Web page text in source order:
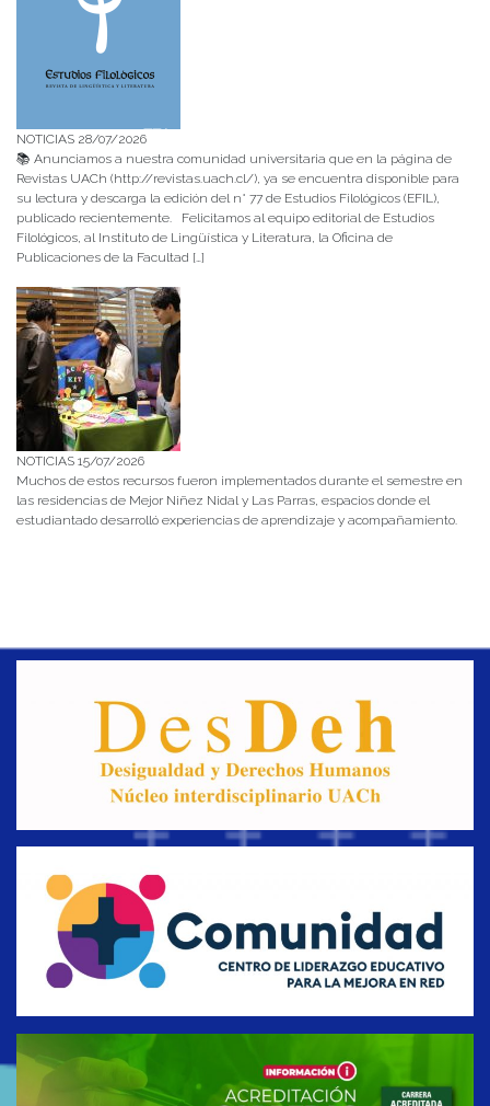
NOTICIAS 28/07/2026
📚 Anunciamos a nuestra comunidad universitaria que en la página de
Revistas UACh (http://revistas.uach.cl/), ya se encuentra disponible para
su lectura y descarga la edición del n° 77 de Estudios Filológicos (EFIL),
publicado recientemente. Felicitamos al equipo editorial de Estudios
Filológicos, al Instituto de Lingüística y Literatura, la Oficina de
Publicaciones de la Facultad […]
NOTICIAS 15/07/2026
Muchos de estos recursos fueron implementados durante el semestre en
las residencias de Mejor Niñez Nidal y Las Parras, espacios donde el
estudiantado desarrolló experiencias de aprendizaje y acompañamiento.